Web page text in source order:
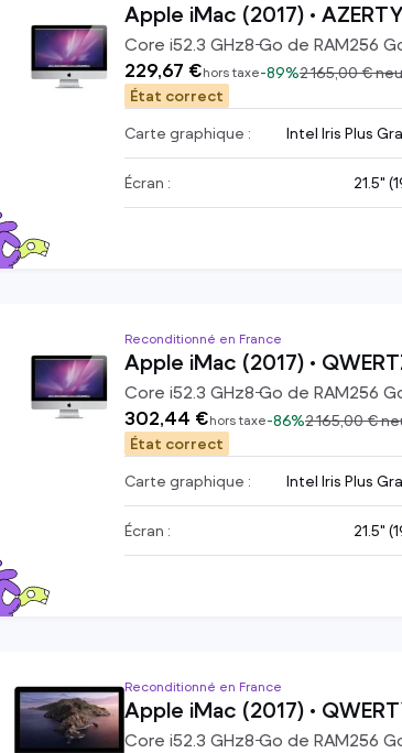
Apple iMac (2017) •
Core i52.3 GHz8Go de RAM256
229,67 €hors taxe-89%2 165,00 €
État correct
Carte graphique : Intel Iris Plus
Écran :
Reconditionné en France
Apple iMac (2017) •
Core i52.3 GHz8Go de RAM256
302,44 €hors taxe-86%2 165,00 €
État correct
Carte graphique : Intel Iris Plus
Écran :
Reconditionné en France
Apple iMac (2017) •
Core i52.3 GHz8Go de RAM256